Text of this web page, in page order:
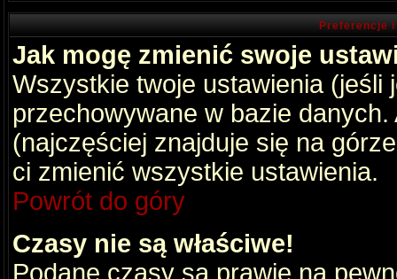
Preferencje
Jak mogę zmienić swoje
Wszystkie twoje ustawienia (jeśli
przechowywane w bazie
(najczęściej znajduje się na
ci zmienić wszystkie ustawienia.
Powrót do góry
Czasy nie są właściwe!
Podane czasy są prawie na